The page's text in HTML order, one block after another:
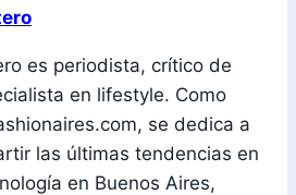
es periodista, crítico de
en lifestyle. Como
se dedica a
las últimas tendencias en
en Buenos Aires,